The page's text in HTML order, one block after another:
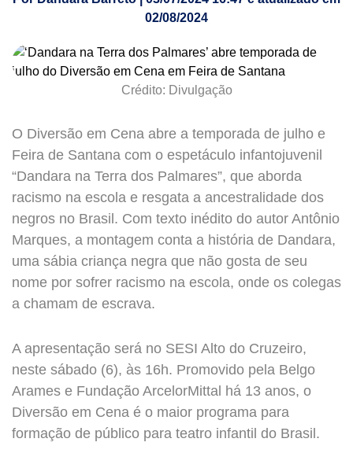
02/08/2024
Crédito: Divulgação
O Diversão em Cena abre a temporada de julho e
Feira de Santana com o espetáculo infantojuvenil
“Dandara na Terra dos Palmares”, que aborda
racismo na escola e resgata a ancestralidade dos
negros no Brasil. Com texto inédito do autor Antônio
Marques, a montagem conta a história de Dandara,
uma sábia criança negra que não gosta de seu
nome por sofrer racismo na escola, onde os colegas
a chamam de escrava.
A apresentação será no SESI Alto do Cruzeiro,
neste sábado (6), às 16h. Promovido pela Belgo
Arames e Fundação ArcelorMittal há 13 anos, o
Diversão em Cena é o maior programa para
formação de público para teatro infantil do Brasil.